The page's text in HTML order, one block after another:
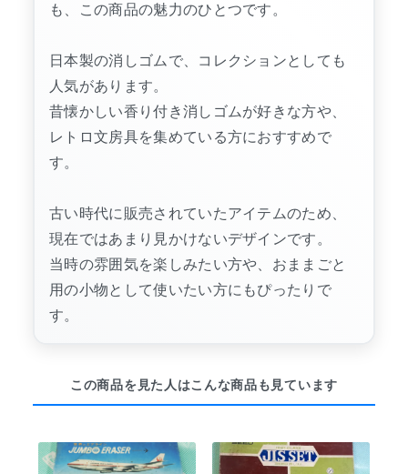
も、この商品の魅力のひとつです。
日本製の消しゴムで、コレクションとしても
人気があります。
昔懐かしい香り付き消しゴムが好きな方や、
レトロ文房具を集めている方におすすめで
す。
古い時代に販売されていたアイテムのため、
現在ではあまり見かけないデザインです。
当時の雰囲気を楽しみたい方や、おままごと
用の小物として使いたい方にもぴったりで
す。
この商品を見た人はこんな商品も見ています